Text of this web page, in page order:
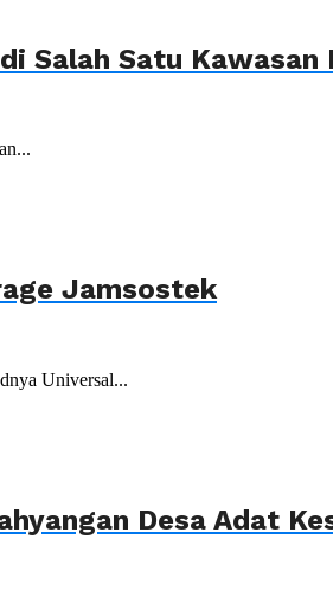
Salah Satu
Jamsostek
Universal...
Desa Adat